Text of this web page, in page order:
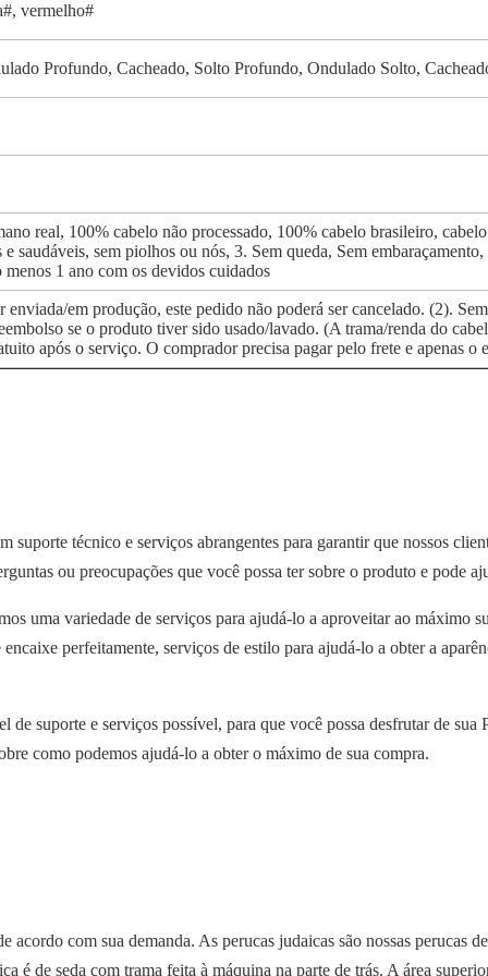
vermelho#
Profundo, Cacheado, Solto Profundo, Ondulado Solto,
real, 100% cabelo não processado, 100% cabelo brasileiro,
saudáveis, sem piolhos ou nós, 3. Sem queda, Sem
1 ano com os devidos cuidados
em produção, este pedido não poderá ser cancelado. (2).
se o produto tiver sido usado/lavado. (A trama/renda do
após o serviço. O comprador precisa pagar pelo frete e apenas
técnico e serviços abrangentes para garantir que nossos
ou preocupações que você possa ter sobre o produto e pode
uma variedade de serviços para ajudá-lo a aproveitar ao máximo
perfeitamente, serviços de estilo para ajudá-lo a obter a
suporte e serviços possível, para que você possa desfrutar de
como podemos ajudá-lo a obter o máximo de sua compra.
com sua demanda. As perucas judaicas são nossas perucas
é de seda com trama feita à máquina na parte de trás. A área